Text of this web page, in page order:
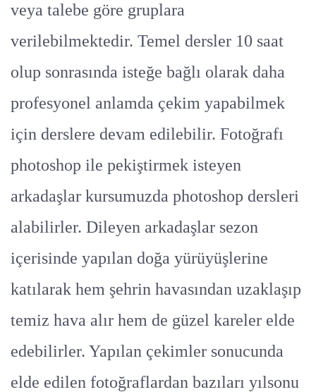
veya talebe göre gruplara
verilebilmektedir. Temel dersler 10 saat
olup sonrasında isteğe bağlı olarak daha
profesyonel anlamda çekim yapabilmek
için derslere devam edilebilir. Fotoğrafı
photoshop ile pekiştirmek isteyen
arkadaşlar kursumuzda photoshop dersleri
alabilirler. Dileyen arkadaşlar sezon
içerisinde yapılan doğa yürüyüşlerine
katılarak hem şehrin havasından uzaklaşıp
temiz hava alır hem de güzel kareler elde
edebilirler. Yapılan çekimler sonucunda
elde edilen fotoğraflardan bazıları yılsonu